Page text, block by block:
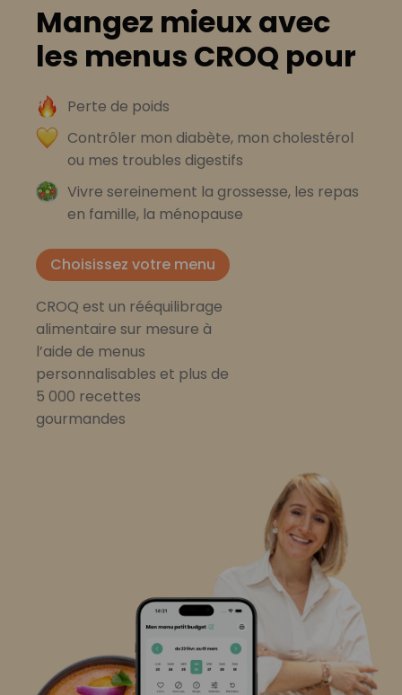
Mangez mieux avec
les menus CROQ pour
Perte de poids
Contrôler mon diabète, mon cholestérol
ou mes troubles digestifs
Vivre sereinement la grossesse, les repas
en famille, la ménopause
Choisissez votre menu
CROQ est un rééquilibrage
alimentaire sur mesure à
l’aide de menus
personnalisables et plus de
5 000 recettes
gourmandes